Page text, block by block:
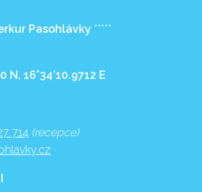
Pasohlávky *****
N, 16°34’10.9712 E
714 (recepce)